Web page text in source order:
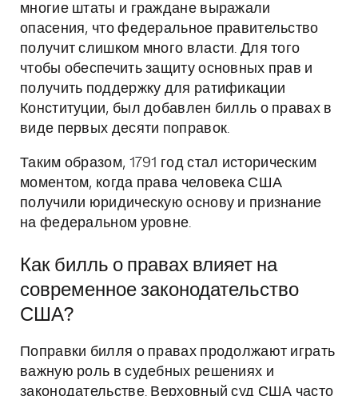
многие штаты и граждане выражали
опасения, что федеральное правительство
получит слишком много власти. Для того
чтобы обеспечить защиту основных прав и
получить поддержку для ратификации
Конституции, был добавлен билль о правах в
виде первых десяти поправок.
Таким образом, 1791 год стал историческим
моментом, когда права человека США
получили юридическую основу и признание
на федеральном уровне.
Как билль о правах влияет на
современное законодательство
США?
Поправки билля о правах продолжают играть
важную роль в судебных решениях и
законодательстве. Верховный суд США часто